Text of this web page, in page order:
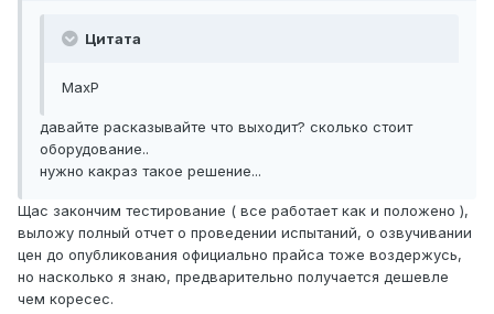
Цитата
MaxP
давайте расказывайте что выходит? сколько стоит
оборудование..
нужно какраз такое решение...
Щас закончим тестирование ( все работает как и положено ),
выложу полный отчет о проведении испытаний, о озвучивании
цен до опубликования официально прайса тоже воздержусь,
но насколько я знаю, предварительно получается дешевле
чем коресес.